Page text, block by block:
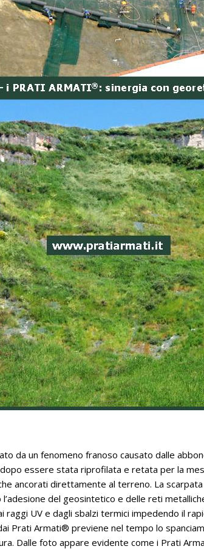
da un fenomeno franoso causato dalle
essere stata riprofilata e retata per la
ancorati direttamente al terreno. La
del geosintetico e delle reti
raggi UV e dagli sbalzi termici impedendo il
Prati Armati® previene nel tempo lo
Dalle foto appare evidente come i Prati